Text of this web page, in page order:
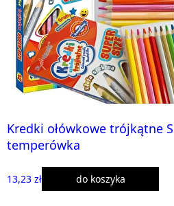
Kredki ołówkowe trójkątne
temperówka
13,23 zł do koszyka